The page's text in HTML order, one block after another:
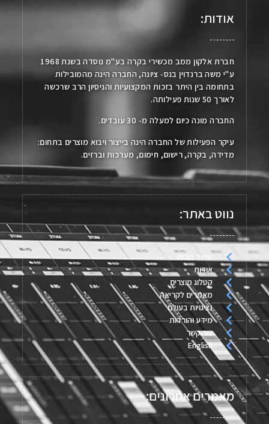
אודות:
חברת אלקון ממב מכשירי בקרה בע"מ נוסדה בשנת 1968
ע"י משה ברנדוין בנס- ציונה, החברה הינה מהמובילות
בתחומה בין היתר בזכות המקצועיות והניסיון הרב שרכשה
לאורך 50 שנות פעילותה.
החברה מונה כיום למעלה מ- 30 עובדים.
עיקר הפעילות של החברה הינה בייצור ויבוא מוצרים בתחום:
מדידה, בקרה, רישום, חימום, מערכות וברזים.
נווט באתר:
עמוד הבית
אודות
קטלוג מוצרים
מאמרים לקריאה
נציגויות בעולם
מידע והורדות
צור קשר
English
מאמרים אחרונים: